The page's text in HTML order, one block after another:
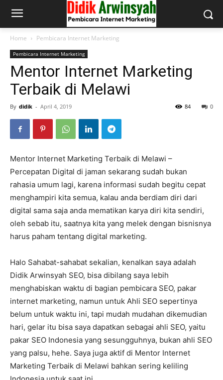
Home Pembicara Internet Marketing
Pembicara Internet Marketing
Mentor Internet Marketing
Terbaik di Melawi
By didik - April 4, 2019 0
84
Mentor Internet Marketing Terbaik di Melawi –
Percepatan Digital di jaman sekarang sudah bukan
rahasia umum lagi, karena informasi sudah begitu cepat
menghampiri kita semua, kalau anda berdiam diri dari
digital sama saja anda mematikan karya diri kita sendiri,
oleh sebab itu, saatnya kita yang melek dengan bisnisnya
harus paham tentang digital marketing.
Halo Sahabat-sahabat sekalian, kenalkan saya adalah
Didik Arwinsyah SEO, bisa dibilang saya lebih
menghabiskan waktu di bagian pembicara SEO, pakar
internet marketing, namun untuk Ahli SEO sepertinya
belum untuk waktu ini, tapi mudah mudahan dikemudian
hari, gelar itu bisa saya dapatkan sebagai ahli SEO, yaitu
pakar SEO Indonesia yang sesungguhnya, bukan ahli SEO
yang palsu, hehe. Saya juga aktif di Mentor Internet
Marketing Terbaik di Melawi bahkan sering keliling